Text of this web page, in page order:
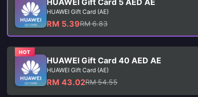
HUAWEI Gift Card 5 AED AE
HUAWEI Gift Card (AE)
RM 5.39RM 6.83
HOT
HUAWEI Gift Card 40 AED AE
HUAWEI Gift Card (AE)
RM 43.02RM 54.55